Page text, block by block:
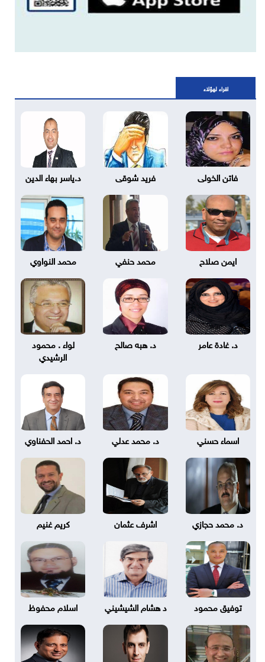
اقراء لهؤلاء
فاتن الخولى فريد شوقى د.ياسر بهاء الدين
ايمن صلاح محمد حنفي محمد النواوي
د. غادة عامر د. هبه صالح
لواء . محمود
الرشيدي
اسماء حسني د. محمد عدلي د. احمد الحفناوي
د. محمد حجازي اشرف عثمان كريم غنيم
توفيق محمود د هشام الشيشيني اسلام محفوظ